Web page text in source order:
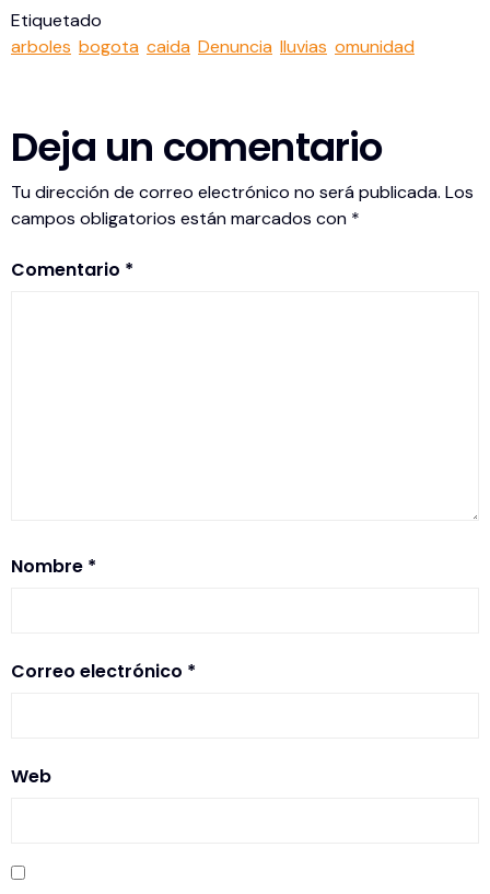
Etiquetado
arboles bogota caida Denuncia lluvias omunidad
Deja un comentario
Tu dirección de correo electrónico no será publicada. Los
campos obligatorios están marcados con *
Comentario *
Nombre *
Correo electrónico *
Web